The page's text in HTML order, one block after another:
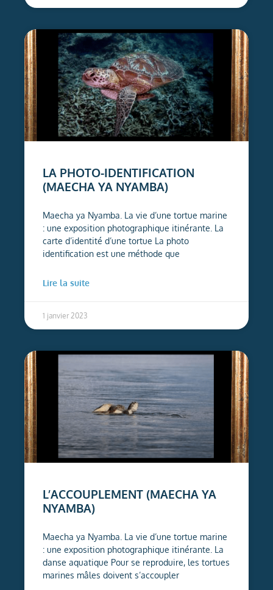
LA PHOTO-IDENTIFICATION
(MAECHA YA NYAMBA)
Maecha ya Nyamba. La vie d’une tortue marine
: une exposition photographique itinérante. La
carte d’identité d’une tortue La photo
identification est une méthode que
Lire la suite
1 janvier 2023
L’ACCOUPLEMENT (MAECHA YA
NYAMBA)
Maecha ya Nyamba. La vie d’une tortue marine
: une exposition photographique itinérante. La
danse aquatique Pour se reproduire, les tortues
marines mâles doivent s’accoupler